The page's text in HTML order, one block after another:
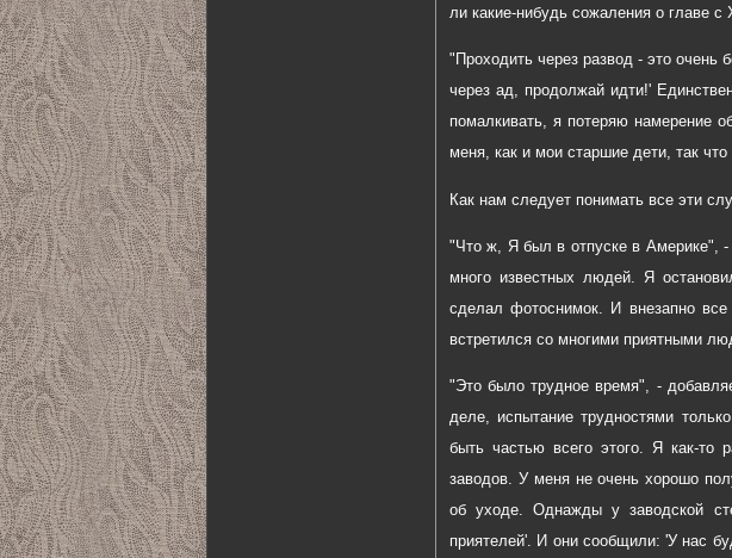
ли какие-нибудь сожаления о главе
"Проходить через развод - это
через ад, продолжай идти!'
помалкивать, я потеряю намерение
меня, как и мои старшие дети, так
Как нам следует понимать все эти
"Что ж, Я был в отпуске в Америке",
много известных людей. Я
сделал фотоснимок. И внезапно
встретился со многими приятными
"Это было трудное время", -
деле, испытание трудностями
быть частью всего этого. Я как-то
заводов. У меня не очень хорошо
об уходе. Однажды у заводской
приятелей'. И они сообщили: 'У нас